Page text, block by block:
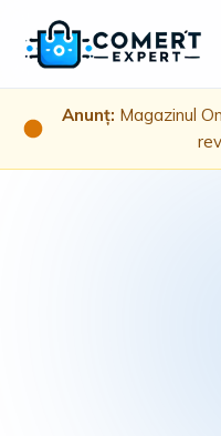
Anunț: Magazinul